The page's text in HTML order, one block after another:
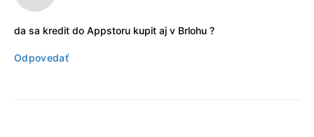
da sa kredit do Appstoru kupit aj v Brlohu ?
Odpovedať